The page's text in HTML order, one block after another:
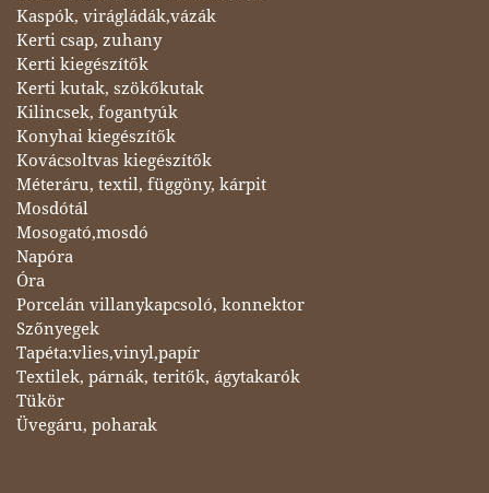
Kaspók, virágládák,vázák
Kerti csap, zuhany
Kerti kiegészítők
Kerti kutak, szökőkutak
Kilincsek, fogantyúk
Konyhai kiegészítők
Kovácsoltvas kiegészítők
Méteráru, textil, függöny, kárpit
Mosdótál
Mosogató,mosdó
Napóra
Óra
Porcelán villanykapcsoló, konnektor
Szőnyegek
Tapéta:vlies,vinyl,papír
Textilek, párnák, teritők, ágytakarók
Tükör
Üvegáru, poharak